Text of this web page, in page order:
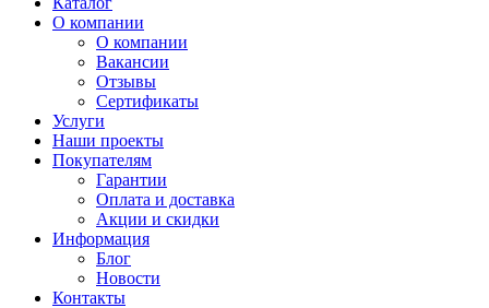
О компании
О компании
Вакансии
Отзывы
Сертификаты
Услуги
Наши проекты
Покупателям
Гарантии
Оплата и доставка
Акции и скидки
Информация
Блог
Новости
Контакты